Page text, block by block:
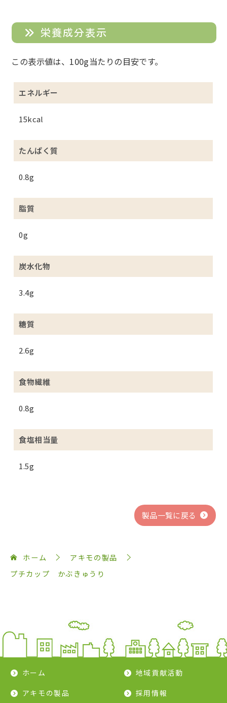
栄養成分表示
この表示値は、100g当たりの目安です。
エネルギー
15kcal
たんぱく質
0.8g
脂質
0g
炭水化物
3.4g
糖質
2.6g
食物繊維
0.8g
食塩相当量
1.5g
製品一覧に戻る
ホーム
アキモの製品
プチカップ かぶきゅうり
ホーム
アキモの製品
地域貢献活動
採用情報